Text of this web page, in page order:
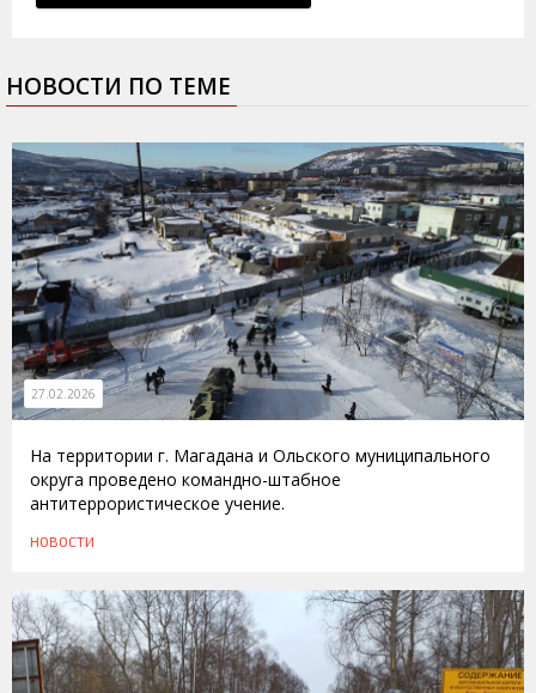
НОВОСТИ ПО ТЕМЕ
27.02.2026
На территории г. Магадана и Ольского муниципального
округа проведено командно-штабное
антитеррористическое учение.
НОВОСТИ